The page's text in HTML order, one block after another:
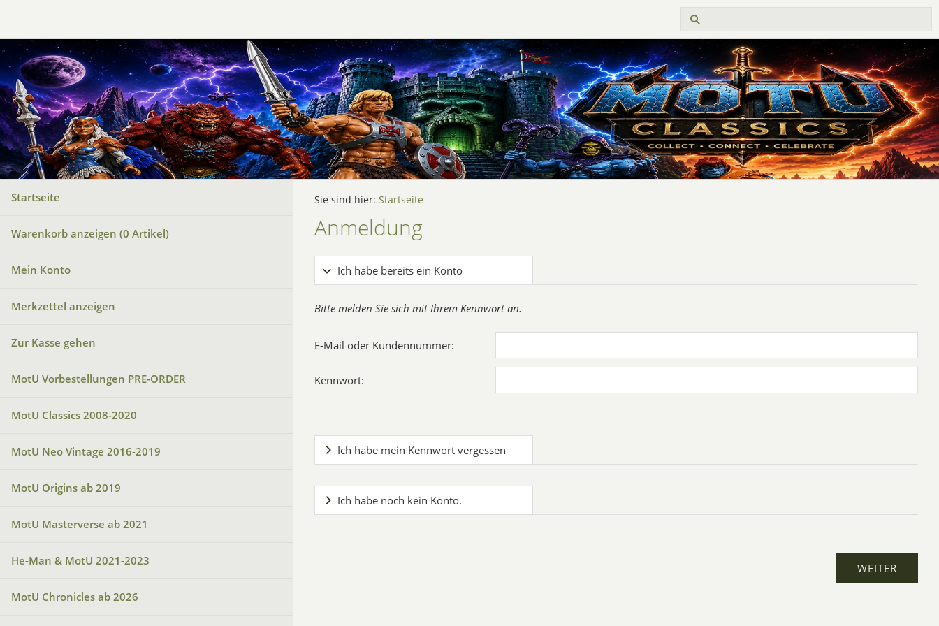
Startseite
Warenkorb anzeigen (0 Artikel)
Mein Konto
Merkzettel anzeigen
Zur Kasse gehen
MotU Vorbestellungen PRE-ORDER
MotU Classics 2008-2020
MotU Neo Vintage 2016-2019
MotU Origins ab 2019
MotU Masterverse ab 2021
He-Man & MotU 2021-2023
MotU Chronicles ab 2026
Sie sind hier: Startseite
Anmeldung
Ich habe bereits ein Konto
Bitte melden Sie sich mit Ihrem Kennwort an.
E-Mail oder Kundennummer:
Kennwort:
Ich habe mein Kennwort vergessen
Ich habe noch kein Konto.